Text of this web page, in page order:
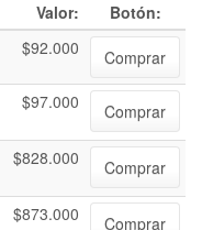
Valor:
Botón:
$92.000
Comprar
$97.000 Comprar
$828.000 Comprar
$873.000 Comprar